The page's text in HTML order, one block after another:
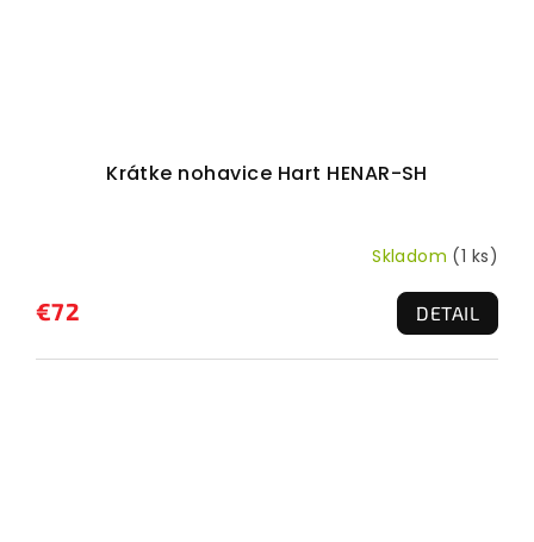
Krátke nohavice Hart HENAR-SH
Skladom (1 ks)
€72 DETAIL